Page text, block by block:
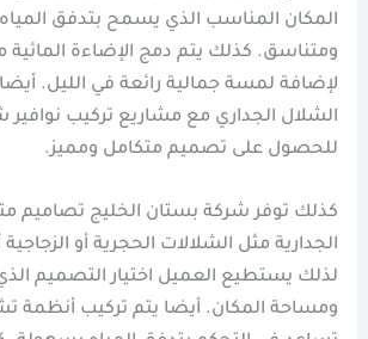
المكان المناسب الذي يسمح بتدفق
ومتناسق. كذلك يتم دمج الإضاءة
لإضافة لمسة جمالية رائعة في الليل.
الشلال الجداري مع مشاريع تركيب
للحصول على تصميم متكامل ومميز.
كذلك توفر شركة بستان الخليج تصاميم
الجدارية مثل الشلالات الحجرية أو الزجاجية
لذلك يستطيع العميل اختيار التصميم
ومساحة المكان. أيضا يتم تركيب أنظمة